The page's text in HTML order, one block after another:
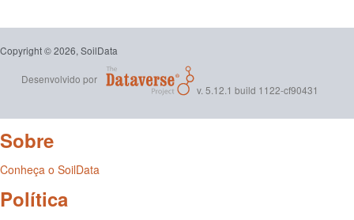
Copyright © 2026, SoilData
Desenvolvido por
v. 5.12.1 build 1122-cf90431
Sobre
Conheça o SoilData
Política